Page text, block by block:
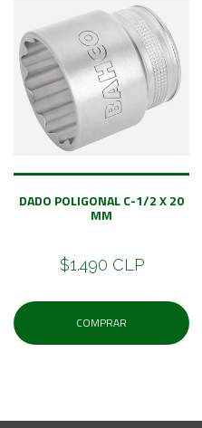
DADO POLIGONAL C-1/2 X 20
MM
$1.490 CLP
COMPRAR